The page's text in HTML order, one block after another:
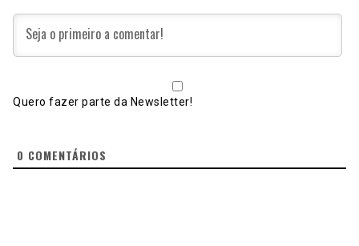
Quero fazer parte da Newsletter!
0 COMENTÁRIOS